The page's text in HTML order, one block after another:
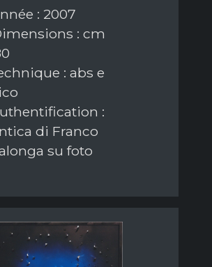
: 2007
: cm
: abs e
:
di Franco
su foto